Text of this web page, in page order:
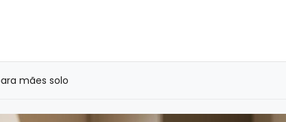
mães solo